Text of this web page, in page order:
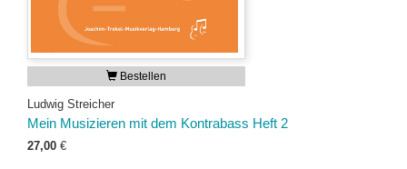
Bestellen
Ludwig Streicher
Mein Musizieren mit dem Kontrabass Heft 2
27,00 €